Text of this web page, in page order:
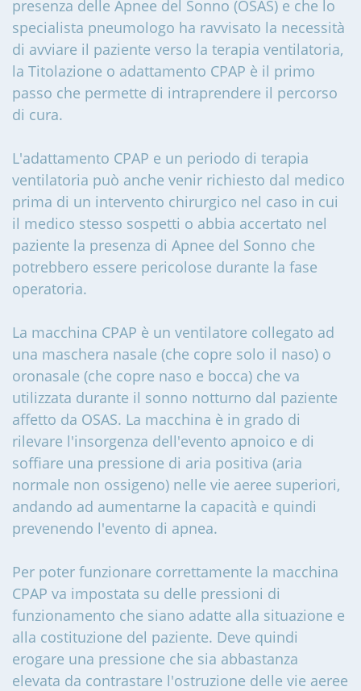
presenza delle Apnee del Sonno (OSAS) e che lo
specialista pneumologo ha ravvisato la necessità
di avviare il paziente verso la terapia ventilatoria,
la Titolazione o adattamento CPAP è il primo
passo che permette di intraprendere il percorso
di cura.
L'adattamento CPAP e un periodo di terapia
ventilatoria può anche venir richiesto dal medico
prima di un intervento chirurgico nel caso in cui
il medico stesso sospetti o abbia accertato nel
paziente la presenza di Apnee del Sonno che
potrebbero essere pericolose durante la fase
operatoria.
La macchina CPAP è un ventilatore collegato ad
una maschera nasale (che copre solo il naso) o
oronasale (che copre naso e bocca) che va
utilizzata durante il sonno notturno dal paziente
affetto da OSAS. La macchina è in grado di
rilevare l'insorgenza dell'evento apnoico e di
soffiare una pressione di aria positiva (aria
normale non ossigeno) nelle vie aeree superiori,
andando ad aumentarne la capacità e quindi
prevenendo l'evento di apnea.
Per poter funzionare correttamente la macchina
CPAP va impostata su delle pressioni di
funzionamento che siano adatte alla situazione e
alla costituzione del paziente. Deve quindi
erogare una pressione che sia abbastanza
elevata da contrastare l'ostruzione delle vie aeree